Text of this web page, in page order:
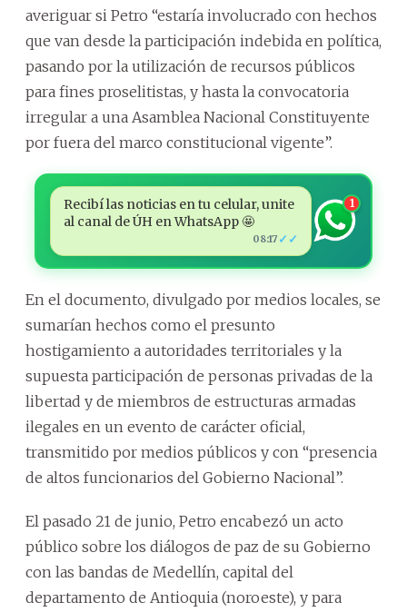
averiguar si Petro “estaría involucrado con hechos
que van desde la participación indebida en política,
pasando por la utilización de recursos públicos
para fines proselitistas, y hasta la convocatoria
irregular a una Asamblea Nacional Constituyente
por fuera del marco constitucional vigente”.
Recibí las noticias en tu celular, unite
al canal de ÚH en WhatsApp 🤩
08:17 ✓✓
1
En el documento, divulgado por medios locales, se
sumarían hechos como el presunto
hostigamiento a autoridades territoriales y la
supuesta participación de personas privadas de la
libertad y de miembros de estructuras armadas
ilegales en un evento de carácter oficial,
transmitido por medios públicos y con “presencia
de altos funcionarios del Gobierno Nacional”.
El pasado 21 de junio, Petro encabezó un acto
público sobre los diálogos de paz de su Gobierno
con las bandas de Medellín, capital del
departamento de Antioquia (noroeste), y para